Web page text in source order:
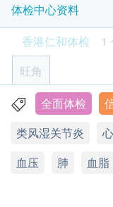
2 基本项目
基本健康评估
身高
体重
身体质量指数
理想体重
臀围
三高检查(血糖
类风湿性关节
痛风检查
2156 5857 或
客户于完成
六、日及公众
运作，报告亦
请注意: 由
疫苗计划，有
由注册护士负
所有计划只
2人同行计划
体检中心资料
香港仁和体检
1
旺角
旺角亚皆老街8号
显示地图
热线电话：(852)
全面体检
类风湿关节炎
血压
肺 血脂